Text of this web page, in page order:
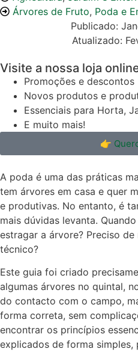
Árvores de Fruto, Poda e
Publicado:
Atualizado:
Visite a nossa loja
Promoções e descontos
Novos produtos e
Essenciais para Horta,
E muito mais!
👉
A poda é uma das práticas
tem árvores em casa e quer
e produtivas. No entanto, é
mais dúvidas levanta.
estragar a árvore? Preciso
técnico?
Este guia foi criado
algumas árvores no quintal,
do contacto com o campo,
forma correta, sem
encontrar os princípios
explicados de forma